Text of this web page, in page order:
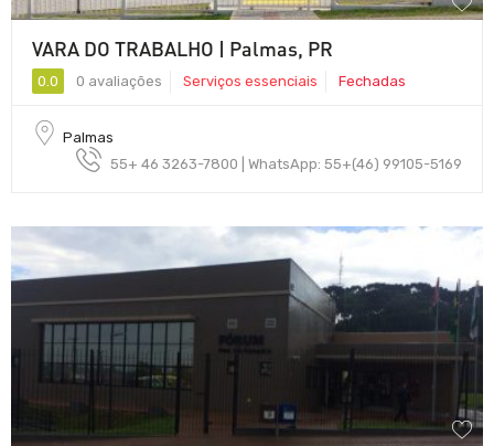
VARA DO TRABALHO | Palmas, PR
0.0 0 avaliações Serviços essenciais Fechadas
Palmas
55+ 46 3263-7800 | WhatsApp: 55+(46) 99105-5169